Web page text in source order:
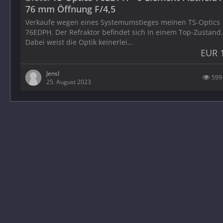
76 mm Öffnung F/4,5
Verkaufe wegen eines Systemumstieges meinen TS-Optics
76EDPH. Der Refraktor befindet sich in einem Top-Zustand.
Dabei weist die Optik keinerlei…
EUR
JensI
25. August 2023
599